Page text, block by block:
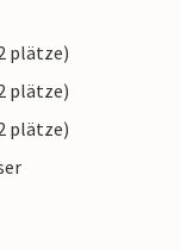
plätze)
plätze)
plätze)